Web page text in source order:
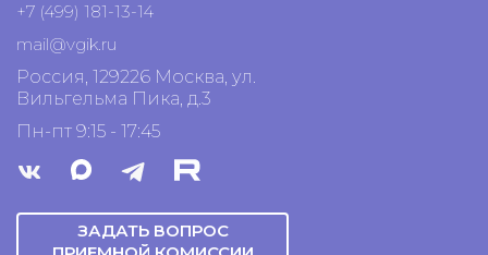
+7 (499) 181-13-14
mail@vgik.ru
Россия, 129226 Москва, ул.
Вильгельма Пика, д.3
Пн-пт 9:15 - 17:45
ЗАДАТЬ ВОПРОС